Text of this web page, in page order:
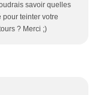
savoir quelles
teinter votre
? Merci ;)